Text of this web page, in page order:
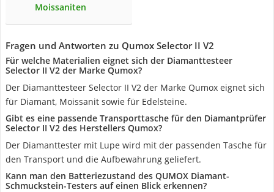
Moissaniten
Fragen und Antworten zu Qumox Selector II V2
Für welche Materialien eignet sich der Diamanttesteer
Selector II V2 der Marke Qumox?
Der Diamanttesteer Selector II V2 der Marke Qumox eignet sich
für Diamant, Moissanit sowie für Edelsteine.
Gibt es eine passende Transporttasche für den Diamantprüfer
Selector II V2 des Herstellers Qumox?
Der Diamanttester mit Lupe wird mit der passenden Tasche für
den Transport und die Aufbewahrung geliefert.
Kann man den Batteriezustand des QUMOX Diamant-
Schmuckstein-Testers auf einen Blick erkennen?